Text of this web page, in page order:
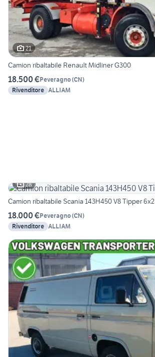
21
Camion ribaltabile Renault Midliner G300
18.500 €Peveragno(CN)
Rivenditore ALLIAM
28
Camion ribaltabile Scania 143H450 V8 Tipper 6x2
18.000 €Peveragno(CN)
Rivenditore ALLIAM